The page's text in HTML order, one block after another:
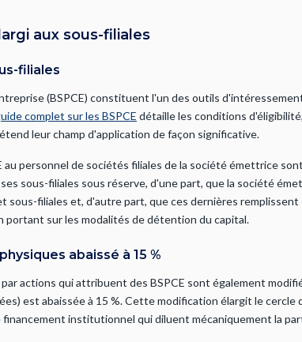
aux sous-filiales
filiales
(BSPCE) constituent l'un des outils
complet sur les BSPCE détaille les conditions
leur champ d'application de façon significative.
personnel de sociétés filiales de la société émettrice
sous-filiales sous réserve, d'une part, que la société
sous-filiales et, d'autre part, que ces dernières
portant sur les modalités de détention du capital.
abaissé à 15 %
actions qui attribuent des BSPCE sont également
est abaissée à 15 %. Cette modification élargit le cercle
institutionnel qui diluent mécaniquement la